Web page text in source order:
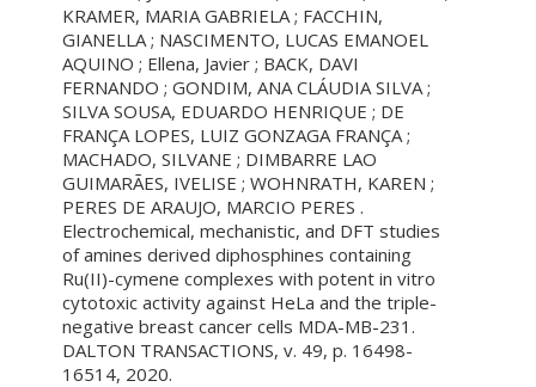
KRAMER, MARIA GABRIELA ; FACCHIN,
GIANELLA ; NASCIMENTO, LUCAS EMANOEL
AQUINO ; Ellena, Javier ; BACK, DAVI
FERNANDO ; GONDIM, ANA CLÁUDIA SILVA ;
SILVA SOUSA, EDUARDO HENRIQUE ; DE
FRANÇA LOPES, LUIZ GONZAGA FRANÇA ;
MACHADO, SILVANE ; DIMBARRE LAO
GUIMARÃES, IVELISE ; WOHNRATH, KAREN ;
PERES DE ARAUJO, MARCIO PERES .
Electrochemical, mechanistic, and DFT studies
of amines derived diphosphines containing
Ru(II)-cymene complexes with potent in vitro
cytotoxic activity against HeLa and the triple-
negative breast cancer cells MDA-MB-231.
DALTON TRANSACTIONS, v. 49, p. 16498-
16514, 2020.